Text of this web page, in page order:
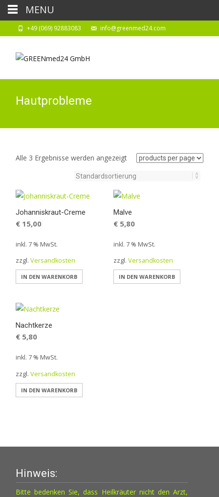
+49 (069) 92883083 info@greenmed24.com
Hautprobleme
Alle 3 Ergebnisse werden angezeigt
Johanniskraut-Creme
€ 15,00
inkl. 7 % MwSt.
zzgl. Versandkosten
IN DEN WARENKORB
Malve
€5,80
inkl. 7 % MwSt.
zzgl. Versandkosten
IN DEN WARENKORB
Nachtkerze
€ 5,80
inkl. 7 % MwSt.
zzgl. Versandkosten
IN DEN WARENKORB
Hinweis:
Bitte bedenken Sie, dass Heilkräuter nicht den Arzt,
MENU